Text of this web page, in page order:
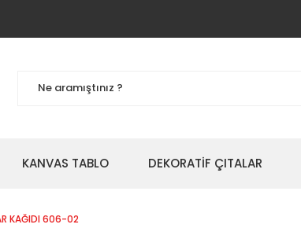
KANVAS TABLO DEKORATİF ÇITALAR
KAĞIDI 606-02